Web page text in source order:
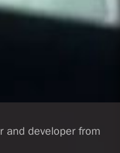
and developer from